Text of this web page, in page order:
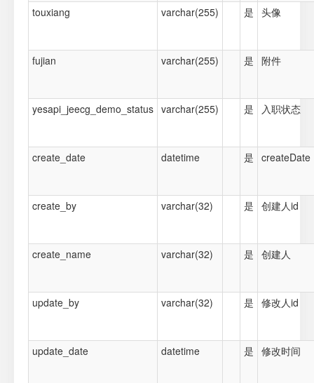
touxiang varchar(255) 是 头像
fujian varchar(255) 是 附件
yesapi_jeecg_demo_status varchar(255) 是 入职状态
create_date datetime 是 createDate
create_by varchar(32) 是 创建人id
create_name varchar(32) 是 创建人
update_by varchar(32) 是 修改人id
update_date datetime 是 修改时间